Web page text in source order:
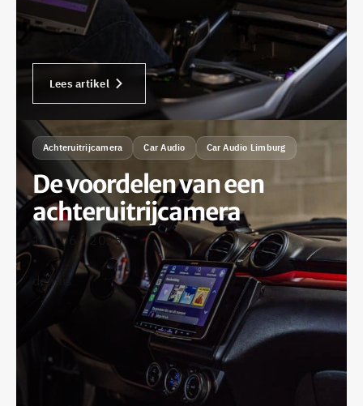
Lees artikel
Achteruitrijcamera Car Audio Car Audio Limburg
De voordelen van een
achteruitrijcamera
16 / 06 / 2025
dennis